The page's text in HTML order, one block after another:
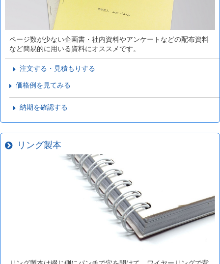
ページ数が少ない企画書・社内資料やアンケートなどの配布資料
など簡易的に用いる資料にオススメです。
注文する・見積もりする
価格例を見てみる
納期を確認する
リング製本